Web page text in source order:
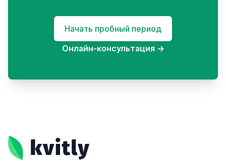
Начать пробный период
Онлайн-консультация →